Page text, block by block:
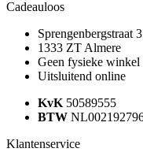
Cadeauloos
Sprengenbergstraat
1333 ZT Almere
Geen fysieke winkel
Uitsluitend online
KvK 50589555
BTW
Klantenservice